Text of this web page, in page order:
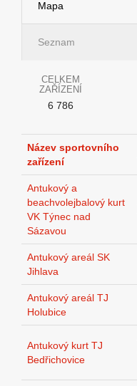
Mapa
Seznam
CELKEM
ZAŘÍZENÍ
6 786
Název sportovního
zařízení
Antukový a
beachvolejbalový kurt
VK Týnec nad
Sázavou
Antukový areál SK
Jihlava
Antukový areál TJ
Holubice
Antukový kurt TJ
Bedřichovice